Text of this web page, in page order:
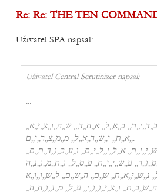
Re: Re: THE TEN
Uživatel SPA napsal:
Uživatel Central Scrutinizer napsal:
...
ב,,א,,ל,, א,,ח,,ד,,, ש,,ה,,ו,,צ,,י,,א,,
א,,ת,, י,,ש,,ר,,א,,ל,, מ,,מ,,צ,,ר,,י,,ם,,.
א,,ל,,י,,ל,,י,,ם,, ו,,ע,,ב,,ו,,ד,,ת,,ם,,
ו,,צ,,י,,ו,,ו,,י,, ע,,ל,, מ,,נ,,ו,,ח,,ה,,